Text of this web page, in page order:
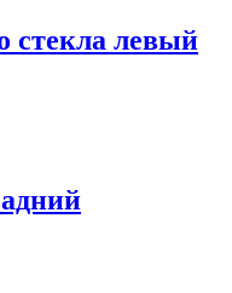
стекла левый